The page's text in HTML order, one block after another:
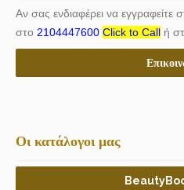
Αν σας ενδιαφέρει να εγγραφείτε
στο 2104447600 Click to Call ή
Οι κατάλογοι μας